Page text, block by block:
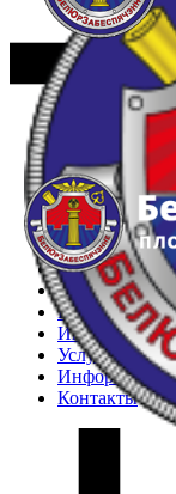
Главная
Реестр
Реестр
Частное
Интернет-
Интернет-
Услуги
Информация
Контакты